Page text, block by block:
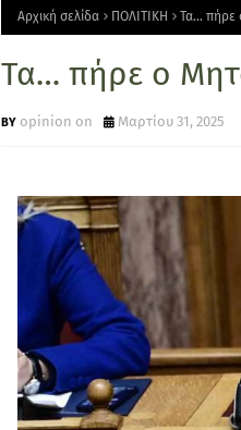
Αρχική σελίδα ΠΟΛΙΤΙΚΗ Τα… πήρε
Τα… πήρε ο
opinion on Μαρτίου 31, 2025